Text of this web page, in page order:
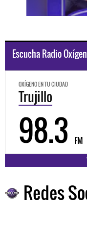
Escucha Radio
OXÍGENO EN TU CIUDAD
Trujillo
98.3 FM
Redes